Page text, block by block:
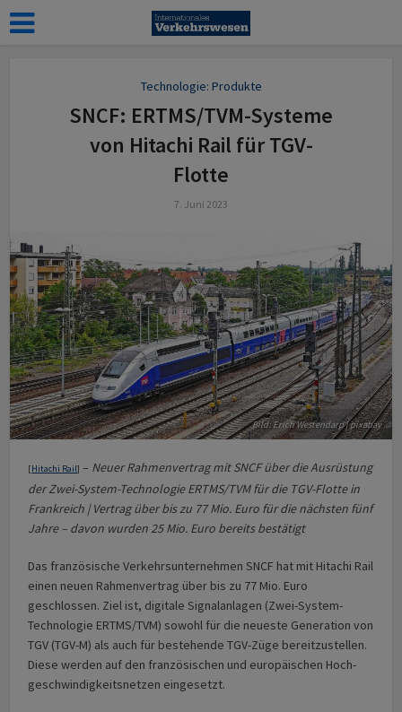
Technologie: Produkte
SNCF: ERTMS/TVM-Systeme
von Hitachi Rail für TGV-
Flotte
7. Juni 2023
Bild: Erich Westendarp | pixabay
[Hitachi Rail] – Neuer Rahmenvertrag mit SNCF über die Ausrüstung
der Zwei-System-Technologie ERTMS/TVM für die TGV-Flotte in
Frankreich | Vertrag über bis zu 77 Mio. Euro für die nächsten fünf
Jahre – davon wurden 25 Mio. Euro bereits bestätigt
Das französische Verkehrsunternehmen SNCF hat mit Hitachi Rail
einen neuen Rahmen­vertrag über bis zu 77 Mio. Euro
geschlossen. Ziel ist, digitale Signalanlagen (Zwei-System-
Technologie ERTMS/TVM) sowohl für die neueste Generation von
TGV (TGV-M) als auch für bestehende TGV-Züge bereitzustellen.
Diese werden auf den französischen und europä­ischen Hoch­
geschwindigkeits­netzen eingesetzt.